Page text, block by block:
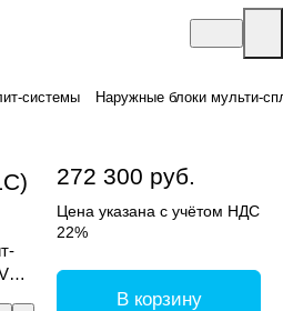
системы Наружные блоки мульти-
272 300 руб.
Цена указана с учётом НДС
22%
В корзину